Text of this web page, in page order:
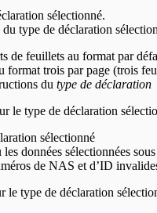
sélectionné.
type de déclaration
de feuillets au format par
format trois par page (trois
du type de déclaration
le type de déclaration
sélectionné
données sélectionnées
de NAS et d’ID
type de déclaration